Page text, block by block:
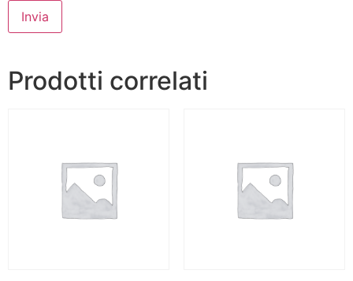
Prodotti correlati